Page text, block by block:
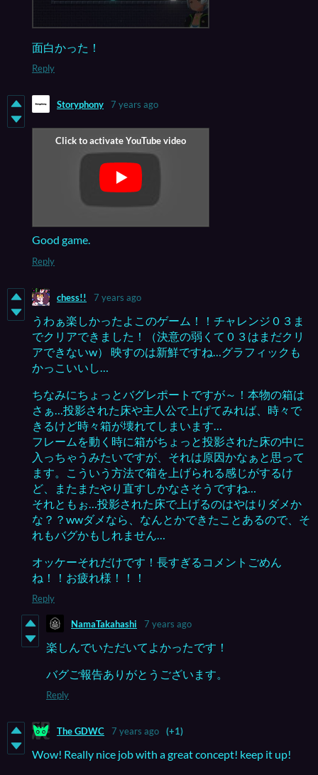
面白かった！
Reply
Storyphony 7 years ago
Good game.
Reply
chess!! 7 years ago
うわぁ楽しかったよこのゲーム！！チャレンジ０３ま
でクリアできました！（決意の弱くて０３はまだクリ
アできないw） 映すのは新鮮ですね…グラフィックも
かっこいいし…
ちなみにちょっとバグレポートですが～！本物の箱は
さぁ…投影された床や主人公で上げてみれば、時々で
きるけど時々箱が壊れてしまいます…
フレームを動く時に箱がちょっと投影された床の中に
入っちゃうみたいですが、それは原因かなぁと思って
ます。こういう方法で箱を上げられる感じがするけ
ど、またまたやり直すしかなさそうですね…
それともぉ…投影された床で上げるのはやはりダメか
な？？wwダメなら、なんとかできたことあるので、そ
れもバグかもしれません…
オッケーそれだけです！長すぎるコメントごめん
ね！！お疲れ様！！！
Reply
NamaTakahashi 7 years ago
楽しんでいただいてよかったです！
バグご報告ありがとうございます。
Reply
The GDWC 7 years ago (+1)
Wow! Really nice job with a great concept! keep it up!